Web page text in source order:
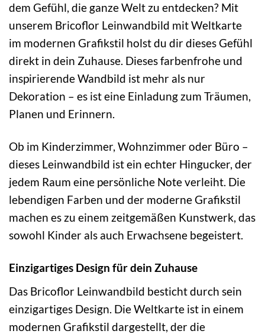
dem Gefühl, die ganze Welt zu entdecken? Mit
unserem Bricoflor Leinwandbild mit Weltkarte
im modernen Grafikstil holst du dir dieses Gefühl
direkt in dein Zuhause. Dieses farbenfrohe und
inspirierende Wandbild ist mehr als nur
Dekoration – es ist eine Einladung zum Träumen,
Planen und Erinnern.
Ob im Kinderzimmer, Wohnzimmer oder Büro –
dieses Leinwandbild ist ein echter Hingucker, der
jedem Raum eine persönliche Note verleiht. Die
lebendigen Farben und der moderne Grafikstil
machen es zu einem zeitgemäßen Kunstwerk, das
sowohl Kinder als auch Erwachsene begeistert.
Einzigartiges Design für dein Zuhause
Das Bricoflor Leinwandbild besticht durch sein
einzigartiges Design. Die Weltkarte ist in einem
modernen Grafikstil dargestellt, der die